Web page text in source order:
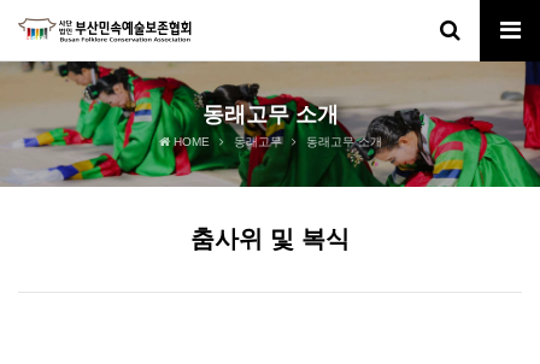
동래고무 소개
HOME 동래고무 동래고무 소개
춤사위 및 복식